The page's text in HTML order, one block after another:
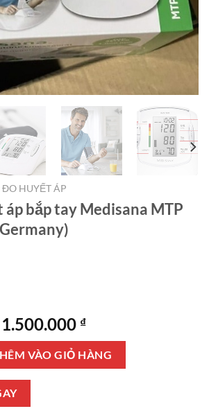
ĐO HUYẾT ÁP
bắp tay Medisana MTP
Giá
gốc
là:
1.750.000 ₫.
1.500.000 ₫Giá
hiện
tại
là:
tay Medisana MTP Pro (Made in Germany) số
VÀO GIỎ HÀNG